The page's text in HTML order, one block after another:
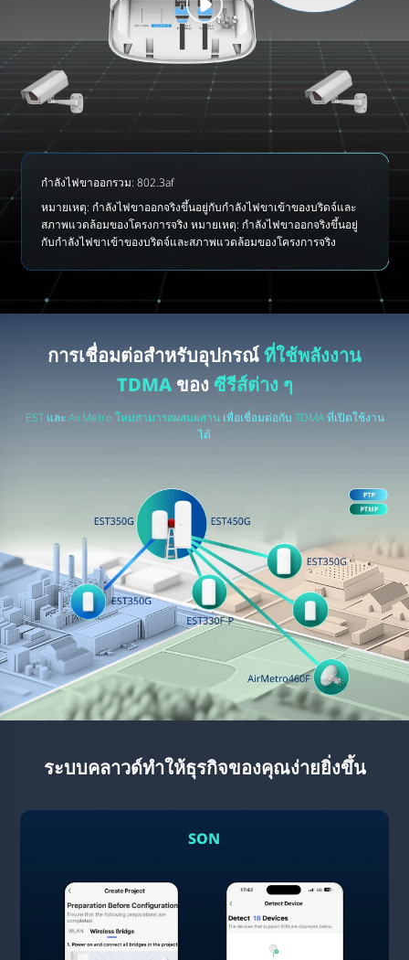
กำลังไฟขาออกรวม: 802.3af
หมายเหตุ: กำลังไฟขาออกจริงขึ้นอยู่กับกำลังไฟขาเข้าของบริดจ์และ
สภาพแวดล้อมของโครงการจริง หมายเหตุ: กำลังไฟขาออกจริงขึ้นอยู่
กับกำลังไฟขาเข้าของบริดจ์และสภาพแวดล้อมของโครงการจริง
การเชื่อมต่อสำหรับอุปกรณ์ที่ใช้พลังงาน
TDMAของซีรีส์ต่าง ๆ
ESTและ AirMetro ใหม่สามารถผสมผสานเพื่อเชื่อมต่อกับ TDMAที่เปิดใช้งาน
ได้
ระบบคลาวด์ทำให้ธุรกิจของคุณง่ายยิ่งขึ้น
SON